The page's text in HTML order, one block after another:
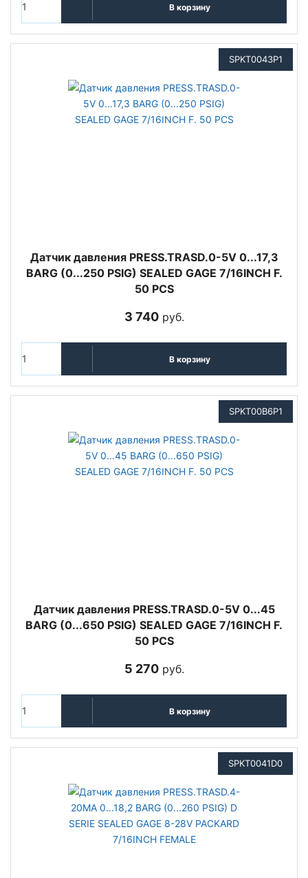
В корзину
SPKT0043P1
Датчик давления PRESS.TRASD.0-5V 0...17,3
BARG (0...250 PSIG) SEALED GAGE 7/16INCH F.
50 PCS
3 740руб.
В корзину
SPKT00B6P1
Датчик давления PRESS.TRASD.0-5V 0...45
BARG (0...650 PSIG) SEALED GAGE 7/16INCH F.
50 PCS
5 270руб.
В корзину
SPKT0041D0